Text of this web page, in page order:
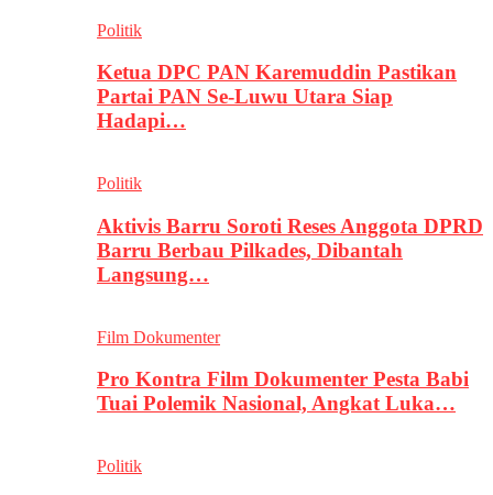
Politik
Ketua DPC PAN Karemuddin Pastikan
Partai PAN Se-Luwu Utara Siap
Hadapi…
Politik
Aktivis Barru Soroti Reses Anggota DPRD
Barru Berbau Pilkades, Dibantah
Langsung…
Film Dokumenter
Pro Kontra Film Dokumenter Pesta Babi
Tuai Polemik Nasional, Angkat Luka…
Politik